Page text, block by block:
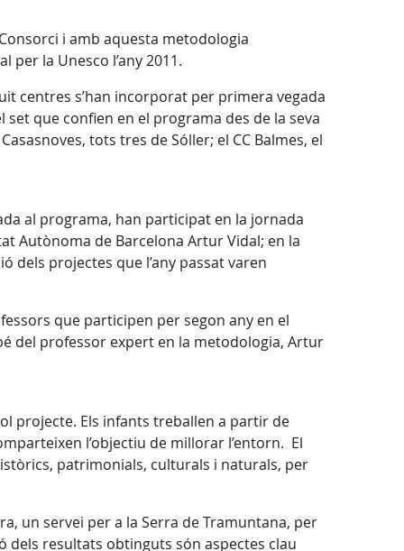
i amb aquesta metodologia
la Unesco l’any 2011.
centres s’han incorporat per primera vegada
que confien en el programa des de la seva
tots tres de Sóller; el CC Balmes, el
al programa, han participat en la jornada
Autònoma de Barcelona Artur Vidal; en la
dels projectes que l’any passat varen
que participen per segon any en el
del professor expert en la metodologia, Artur
projecte. Els infants treballen a partir de
l’objectiu de millorar l’entorn. El
patrimonials, culturals i naturals, per
un servei per a la Serra de Tramuntana, per
dels resultats obtinguts són aspectes clau